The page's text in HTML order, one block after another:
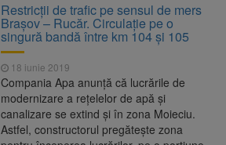
Restricții de trafic pe sensul de mers
Brașov – Rucăr. Circulație pe o
singură bandă între km 104 și 105
18 iunie 2019
Compania Apa anunță că lucrările de
modernizare a rețelelor de apă și
canalizare se extind și în zona Moieciu.
Astfel, constructorul pregătește zona